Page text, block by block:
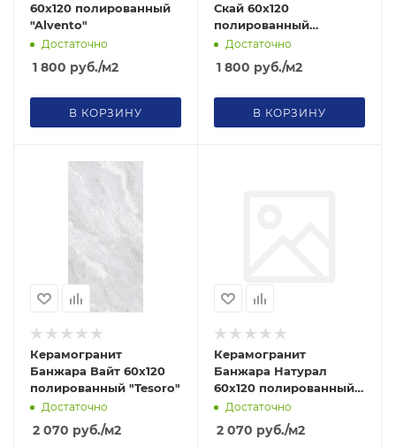
60х120 полированный
"Alvento"
Достаточно
1 800 руб./м2
В КОРЗИНУ
Скай 60х120
полированный
"Alvento"
Достаточно
1 800 руб./м2
В КОРЗИНУ
Керамогранит
Банжара Вайт 60х120
полированный "Tesoro"
Достаточно
2 070 руб./м2
Керамогранит
Банжара Натурал
60х120 полированный
"Tesoro"
Достаточно
2 070 руб./м2